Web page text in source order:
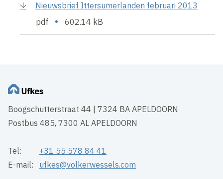
Nieuwsbrief Ittersumerlanden februari 2013
pdf
• 602.14 kB
Boogschutterstraat 44 | 7324 BA APELDOORN
Postbus 485, 7300 AL APELDOORN
Tel: +31 55 578 84 41
E-mail: ufkes@volkerwessels.com